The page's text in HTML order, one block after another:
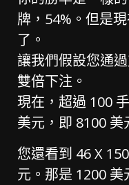
牌，54%。但是
了。
讓我們假設您通
雙倍下注。
現在，超過 100
美元，即 8100 美
您還看到 46 X
元。那是 1200